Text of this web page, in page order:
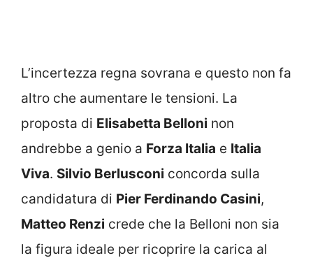
L’incertezza regna sovrana e questo non fa
altro che aumentare le tensioni. La
proposta di Elisabetta Belloni non
andrebbe a genio a Forza Italia e Italia
Viva. Silvio Berlusconi concorda sulla
candidatura di Pier Ferdinando Casini,
Matteo Renzi crede che la Belloni non sia
la figura ideale per ricoprire la carica al